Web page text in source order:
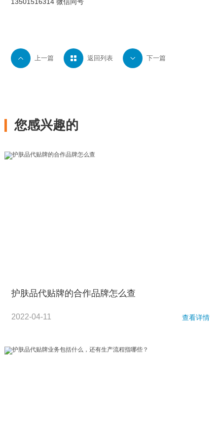
 上一篇  返回列表  下一篇
13501516314 微信同号
您感兴趣的
护肤品代贴牌的合作品牌怎么查
2022-04-11 查看详情